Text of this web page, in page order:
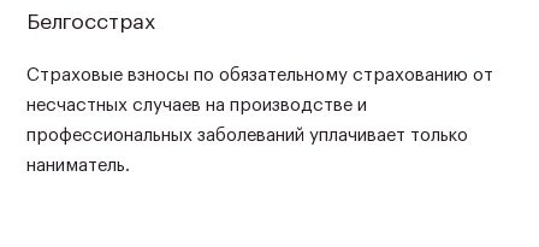
Белгосстрах
Страховые взносы по обязательному страхованию от
несчастных случаев на производстве и
профессиональных заболеваний уплачивает только
наниматель.